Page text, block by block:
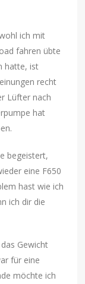
ich mit
fahren übte
hatte, ist
recht
Lüfter nach
hat
begeistert,
eine F650
hast wie ich
ich dir die
Gewicht
für eine
möchte ich